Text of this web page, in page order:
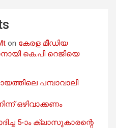
on കേരള മീഡിയ
കെ.പി റെജിയെ
പമ്പാവാലി
ഒഴിവാക്കണം
5-ാം ക്ലാസുകാരന്റെ